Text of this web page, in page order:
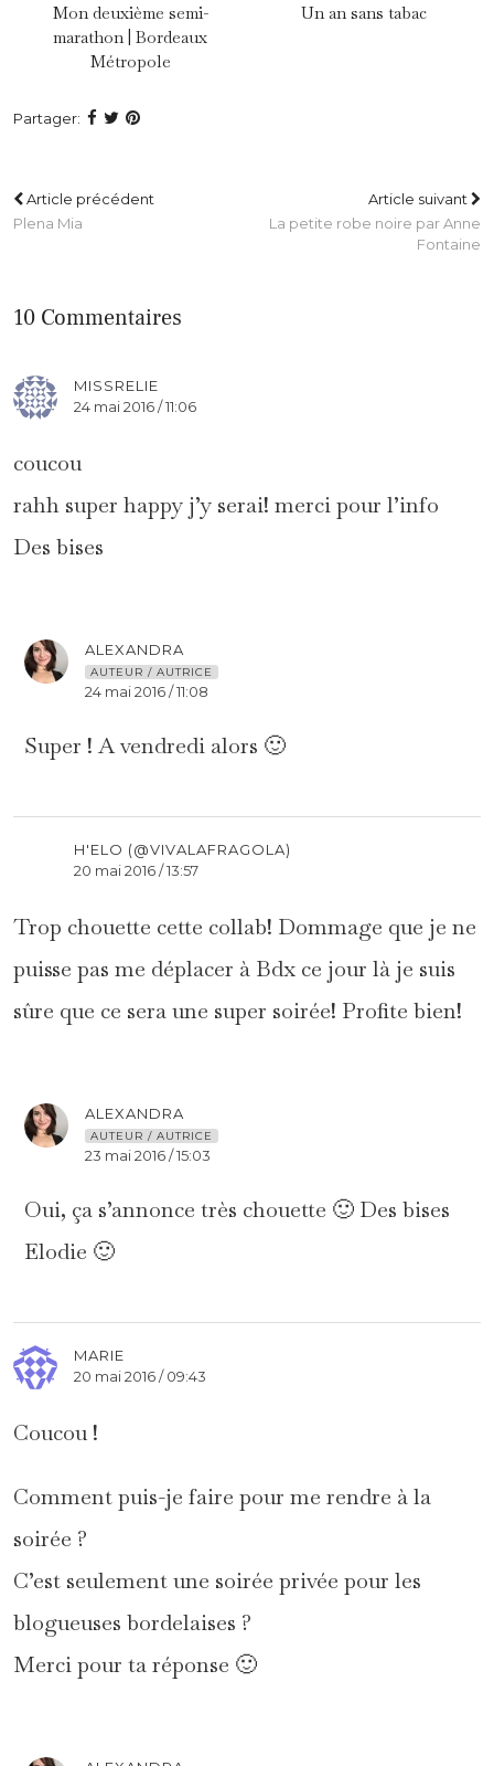
Mon deuxième semi-
marathon | Bordeaux
Métropole
Un an sans tabac
Partager:
Article précédent
Plena Mia
Article suivant
La petite robe noire par Anne
Fontaine
10 Commentaires
MISSRELIE
24 mai 2016 / 11:06
coucou
rahh super happy j’y serai! merci pour l’info
Des bises
ALEXANDRA
AUTEUR / AUTRICE
24 mai 2016 / 11:08
Super ! A vendredi alors 🙂
H'ELO (@VIVALAFRAGOLA)
20 mai 2016 / 13:57
Trop chouette cette collab! Dommage que je ne
puisse pas me déplacer à Bdx ce jour là je suis
sûre que ce sera une super soirée! Profite bien!
ALEXANDRA
AUTEUR / AUTRICE
23 mai 2016 / 15:03
Oui, ça s’annonce très chouette 🙂 Des bises
Elodie 🙂
MARIE
20 mai 2016 / 09:43
Coucou !
Comment puis-je faire pour me rendre à la
soirée ?
C’est seulement une soirée privée pour les
blogueuses bordelaises ?
Merci pour ta réponse 🙂